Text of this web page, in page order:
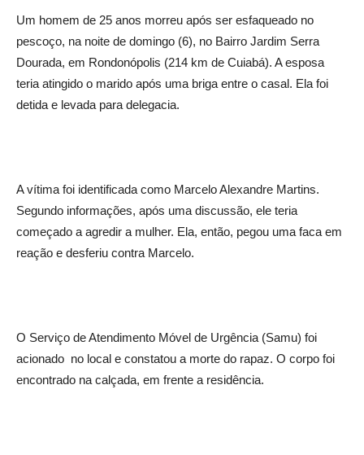
Um homem de 25 anos morreu após ser esfaqueado no
pescoço, na noite de domingo (6), no Bairro Jardim Serra
Dourada, em Rondonópolis (214 km de Cuiabá). A esposa
teria atingido o marido após uma briga entre o casal. Ela foi
detida e levada para delegacia.
A vítima foi identificada como Marcelo Alexandre Martins.
Segundo informações, após uma discussão, ele teria
começado a agredir a mulher. Ela, então, pegou uma faca em
reação e desferiu contra Marcelo.
O Serviço de Atendimento Móvel de Urgência (Samu) foi
acionado no local e constatou a morte do rapaz. O corpo foi
encontrado na calçada, em frente a residência.